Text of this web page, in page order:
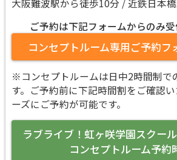
大阪難波駅から徒歩10分 / 近鉄日本
ご予約は下記フォームからのみ受
コンセプトルーム専用ご予約フ
※コンセプトルームは日中2時間制で
す。ご予約前に下記時間割をご確認
ーズにご予約が可能です。
ラブライブ！虹ヶ咲学園スクー
コンセプトルーム予約